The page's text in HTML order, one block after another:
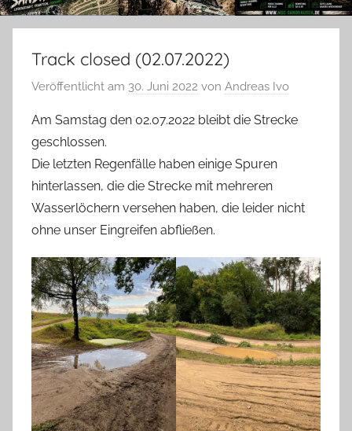
Track closed (02.07.2022)
Veröffentlicht am 30. Juni 2022 von Andreas Ivo
Am Samstag den 02.07.2022 bleibt die Strecke
geschlossen.
Die letzten Regenfälle haben einige Spuren
hinterlassen, die die Strecke mit mehreren
Wasserlöchern versehen haben, die leider nicht
ohne unser Eingreifen abfließen.